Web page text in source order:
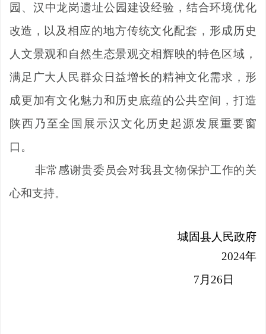
园、汉中龙岗遗址公园建设经验，结合环境优化
改造， 以及相应的地方传统文化配套，形成历史
人文景观和自然生态景观交相辉映的特色区域，
满足广大人民群众日益增长的精神文化需求，形
成更加有文化魅力和历史底蕴的公共空间，打造
陕西乃至全国展示汉文化历史起源发展重要窗
口。
非常感谢贵委员会对我县文物保护工作的关
心和支持。
城固县人民政府
2024年
7 月 26日